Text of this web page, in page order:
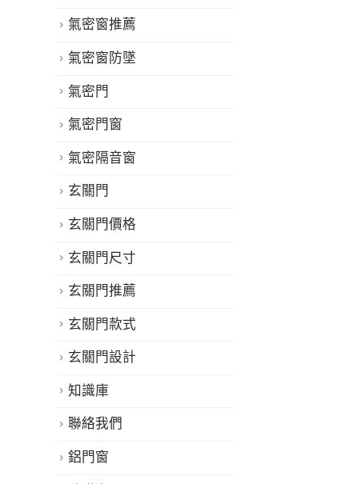
氣密窗推薦
氣密窗防墜
氣密門
氣密門窗
氣密隔音窗
玄關門
玄關門價格
玄關門尺寸
玄關門推薦
玄關門款式
玄關門設計
知識庫
聯絡我們
鋁門窗
打開每一扇美滿的窗
鑫鴻時尚經典門窗
SHIN HOME